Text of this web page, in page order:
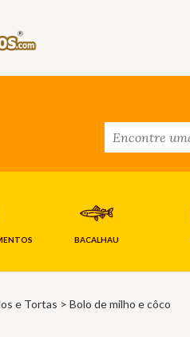
BACALHAU
e Tortas > Bolo de milho e côco